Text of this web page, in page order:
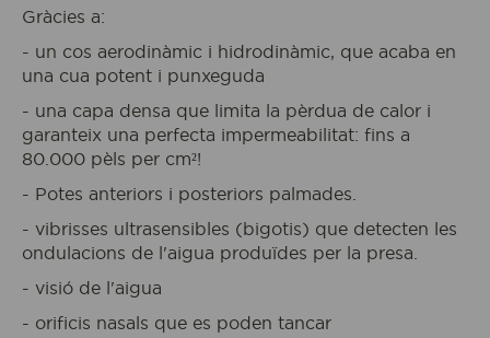
Gràcies a:
- un cos aerodinàmic i hidrodinàmic, que acaba en
una cua potent i punxeguda
- una capa densa que limita la pèrdua de calor i
garanteix una perfecta impermeabilitat: fins a
80.000 pèls per cm²!
- Potes anteriors i posteriors palmades.
- vibrisses ultrasensibles (bigotis) que detecten les
ondulacions de l'aigua produïdes per la presa.
- visió de l'aigua
- orificis nasals que es poden tancar